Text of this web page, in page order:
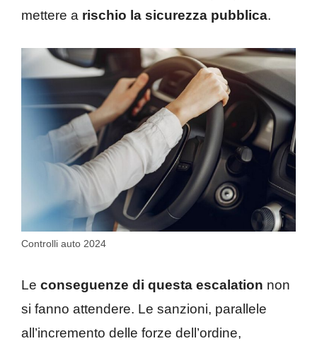
mettere a rischio la sicurezza pubblica.
Controlli auto 2024
Le conseguenze di questa escalation non
si fanno attendere. Le sanzioni, parallele
all’incremento delle forze dell’ordine,